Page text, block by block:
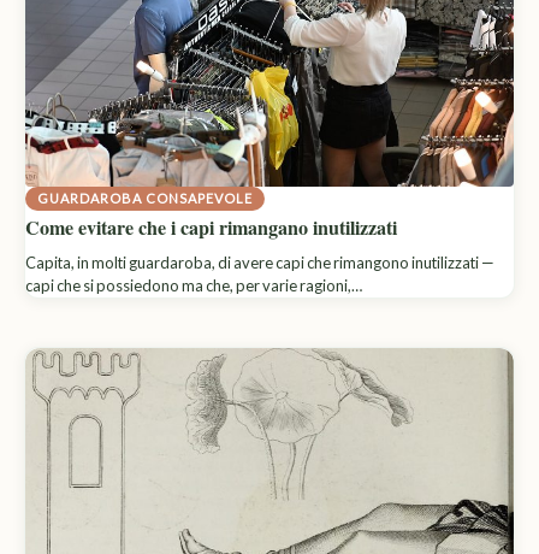
GUARDAROBA CONSAPEVOLE
Come evitare che i capi rimangano inutilizzati
Capita, in molti guardaroba, di avere capi che rimangono inutilizzati —
capi che si possiedono ma che, per varie ragioni,…